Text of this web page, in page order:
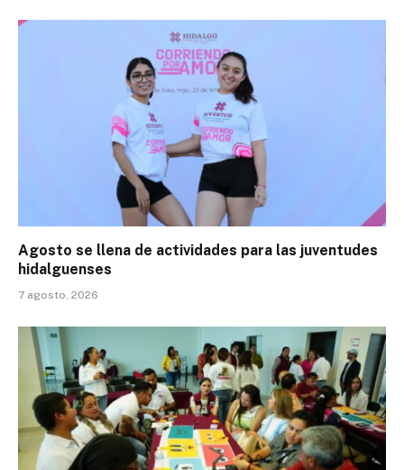
Agosto se llena de actividades para las juventudes
hidalguenses
7 agosto, 2026